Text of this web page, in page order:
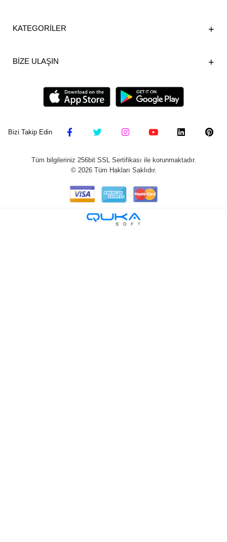
KATEGORİLER
BİZE ULAŞIN
Bizi Takip Edin
Tüm bilgileriniz 256bit SSL Sertifikası ile korunmaktadır.
© 2026Tüm Hakları Saklıdır.